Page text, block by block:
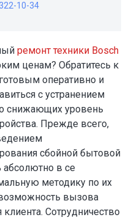
10-34
ремонт техники Bosch
ценам? Обратитесь к
оперативно и
с устранением
снижающих уровень
Прежде всего,
сбойной бытовой
абсолютно в се
методику по их
вызова
Сотрудничество